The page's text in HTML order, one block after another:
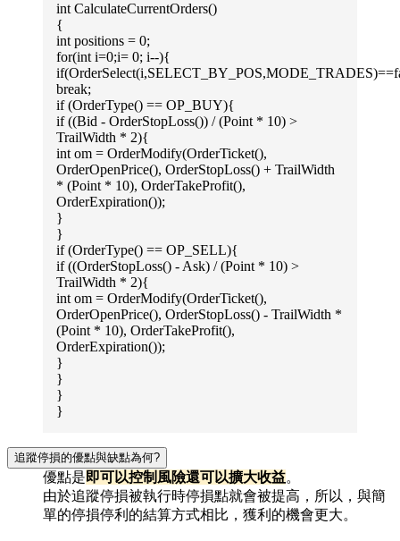
int CalculateCurrentOrders()
{
int positions = 0;
for(int i=0;i= 0; i--){
break;
if (OrderType() == OP_BUY){
if ((Bid - OrderStopLoss()) / (Point * 10) >
TrailWidth * 2){
int om = OrderModify(OrderTicket(),
OrderOpenPrice(), OrderStopLoss() + TrailWidth
* (Point * 10), OrderTakeProfit(),
OrderExpiration());
}
}
if (OrderType() == OP_SELL){
if ((OrderStopLoss() - Ask) / (Point * 10) >
TrailWidth * 2){
int om = OrderModify(OrderTicket(),
OrderOpenPrice(), OrderStopLoss() - TrailWidth *
(Point * 10), OrderTakeProfit(),
OrderExpiration());
}
}
}
}
追蹤停損的優點與缺點為何?
優點是即可以控制風險還可以擴大收益。
由於追蹤停損被執行時停損點就會被提高，所以，與簡
單的停損停利的結算方式相比，獲利的機會更大。